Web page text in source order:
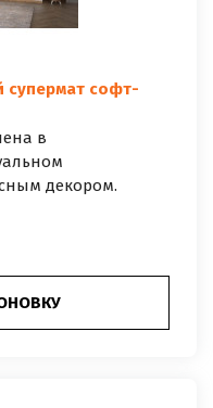
супермат софт-
в
декором.